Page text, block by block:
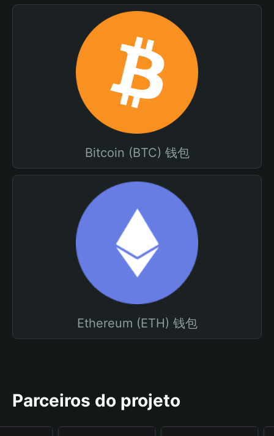
Bitcoin (BTC) 钱包
Ethereum (ETH) 钱包
Parceiros do projeto